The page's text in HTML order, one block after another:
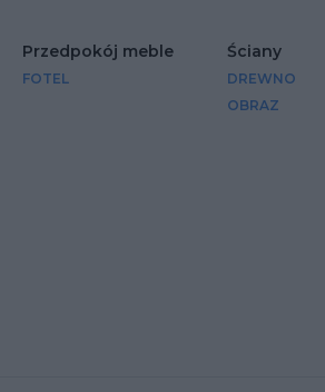
Przedpokój meble
FOTEL
Ściany
DREWNO
OBRAZ